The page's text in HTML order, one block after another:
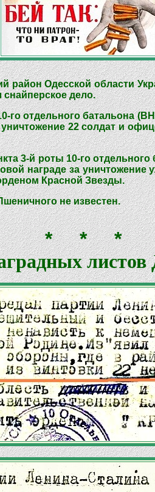
район Одесской области
дело.
го отдельного
22 солдат и
3-й роты 10-го
награде за
Красной Звезды.
не известен.
* * *